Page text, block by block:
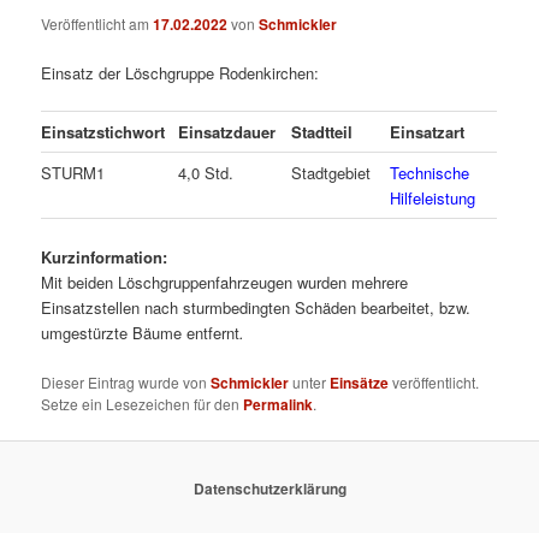
Veröffentlicht am17.02.2022vonSchmickler
Einsatz der Löschgruppe Rodenkirchen:
Einsatzstichwort Einsatzdauer Stadtteil
Einsatzart
STURM1
4,0 Std. Stadtgebiet
Technische
Hilfeleistung
Kurzinformation:
Mit beiden Löschgruppenfahrzeugen wurden mehrere
Einsatzstellen nach sturmbedingten Schäden bearbeitet, bzw.
umgestürzte Bäume entfernt.
Dieser Eintrag wurde vonSchmicklerunter Einsätzeveröffentlicht.
Setze ein Lesezeichen für den Permalink.
Datenschutzerklärung